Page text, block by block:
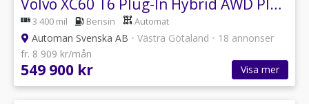
Volvo XC60 T6 Plug-In Hybrid AWD Plus Dark Panorama 360 Dragkrok
3 400 mil Bensin Automat
Automan Svenska AB • Västra Götaland • 18 annonser
fr. 8 909 kr/mån
549 900 kr Visa mer